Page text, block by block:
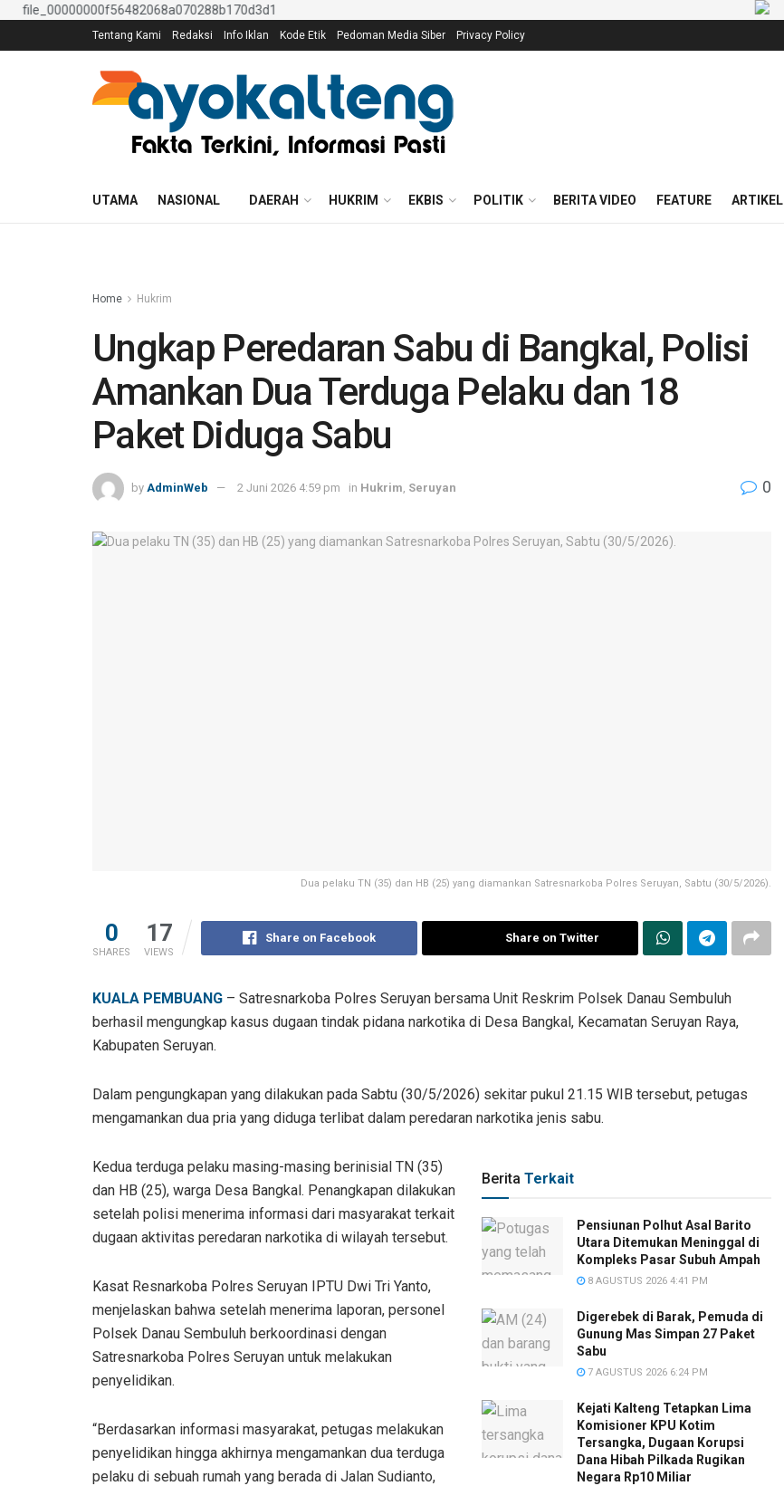
Tentang Kami Redaksi Info Iklan Kode Etik Pedoman Media Siber Privacy Policy
UTAMA NASIONAL DAERAH HUKRIM EKBIS POLITIK BERITA VIDEO FEATURE ARTIKEL
Home Hukrim
Ungkap Peredaran Sabu di Bangkal, Polisi
Amankan Dua Terduga Pelaku dan 18
Paket Diduga Sabu
by AdminWeb 2 Juni 2026 4:59 pm in Hukrim Seruyan 0
Dua pelaku TN (35) dan HB (25) yang diamankan Satresnarkoba Polres Seruyan, Sabtu (30/5/2026).
0
SHARES
17
VIEWS
Share on Facebook Share on Twitter
KUALA PEMBUANG – Satresnarkoba Polres Seruyan bersama Unit Reskrim Polsek Danau Sembuluh
berhasil mengungkap kasus dugaan tindak pidana narkotika di Desa Bangkal, Kecamatan Seruyan Raya,
Kabupaten Seruyan.
Dalam pengungkapan yang dilakukan pada Sabtu (30/5/2026) sekitar pukul 21.15 WIB tersebut, petugas
mengamankan dua pria yang diduga terlibat dalam peredaran narkotika jenis sabu.
Berita Terkait
Pensiunan Polhut Asal Barito
Utara Ditemukan Meninggal di
Kompleks Pasar Subuh Ampah
8 AGUSTUS 2026 4:41 PM
Digerebek di Barak, Pemuda di
Gunung Mas Simpan 27 Paket
Sabu
7 AGUSTUS 2026 6:24 PM
Kejati Kalteng Tetapkan Lima
Komisioner KPU Kotim
Tersangka, Dugaan Korupsi
Dana Hibah Pilkada Rugikan
Negara Rp10 Miliar
Kedua terduga pelaku masing-masing berinisial TN (35)
dan HB (25), warga Desa Bangkal. Penangkapan dilakukan
setelah polisi menerima informasi dari masyarakat terkait
dugaan aktivitas peredaran narkotika di wilayah tersebut.
Kasat Resnarkoba Polres Seruyan IPTU Dwi Tri Yanto,
menjelaskan bahwa setelah menerima laporan, personel
Polsek Danau Sembuluh berkoordinasi dengan
Satresnarkoba Polres Seruyan untuk melakukan
penyelidikan.
“Berdasarkan informasi masyarakat, petugas melakukan
penyelidikan hingga akhirnya mengamankan dua terduga
pelaku di sebuah rumah yang berada di Jalan Sudianto,